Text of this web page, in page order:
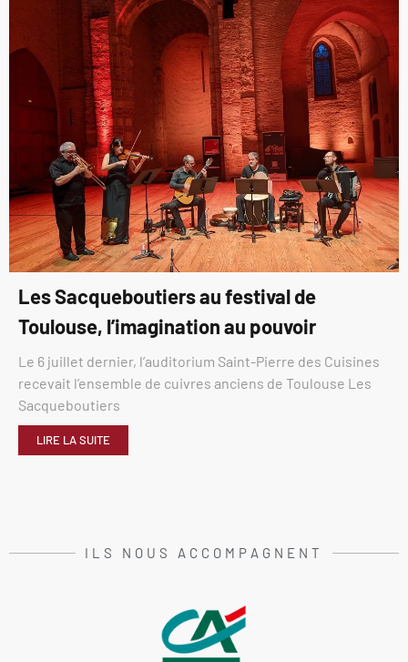
Les Sacqueboutiers au festival de
Toulouse, l’imagination au pouvoir
Le 6 juillet dernier, l’auditorium Saint-Pierre des Cuisines
recevait l’ensemble de cuivres anciens de Toulouse Les
Sacqueboutiers
LIRE LA SUITE
ILS NOUS ACCOMPAGNENT